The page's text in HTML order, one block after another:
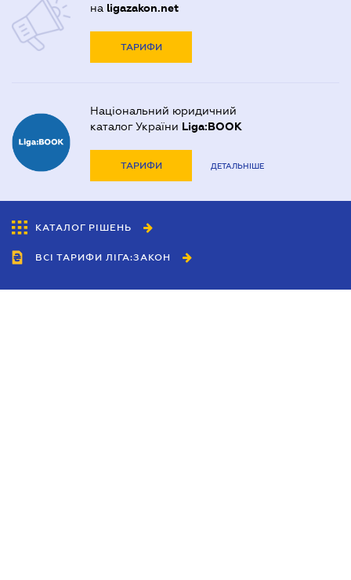
на ligazakon.net
ТАРИФИ
Національний юридичний
каталог України Liga:BOOK
ТАРИФИ ДЕТАЛЬНІШЕ
КАТАЛОГ РІШЕНЬ
ВСІ ТАРИФИ ЛІГА:ЗАКОН